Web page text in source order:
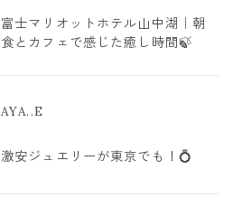
富士マリオットホテル山中湖｜朝
食とカフェで感じた癒し時間🍃
AYA..E
激安ジュエリーが東京でも！💍